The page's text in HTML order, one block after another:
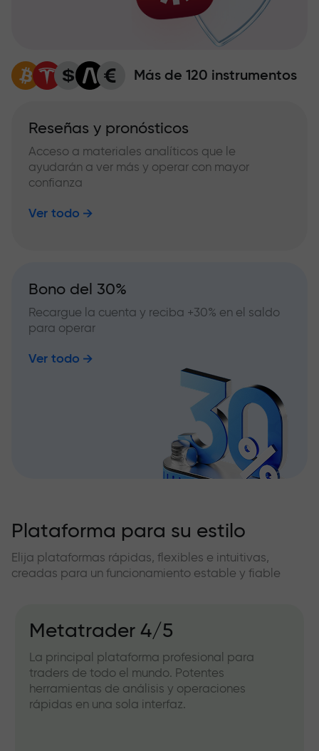
Más de 120 instrumentos
Reseñas y pronósticos
Acceso a materiales analíticos que le
ayudarán a ver más y operar con mayor
confianza
Ver todo
Bono del 30%
Recargue la cuenta y reciba +30% en el saldo
para operar
Ver todo
Plataforma para su estilo
Elija plataformas rápidas, flexibles e intuitivas,
creadas para un funcionamiento estable y fiable
Metatrader 4/5
La principal plataforma profesional para
traders de todo el mundo. Potentes
herramientas de análisis y operaciones
rápidas en una sola interfaz.